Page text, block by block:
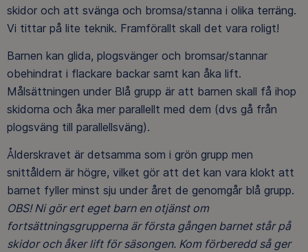
skidor och att svänga och bromsa/stanna i olika terräng.
Vi tittar på lite teknik. Framförallt skall det vara roligt!
Barnen kan glida, plogsvänger och bromsar/stannar
obehindrat i flackare backar samt kan åka lift.
Målsättningen under Blå grupp är att barnen skall få ihop
skidorna och åka mer parallellt med dem (dvs gå från
plogsväng till parallellsväng).
Ålderskravet är detsamma som i grön grupp men
snittåldern är högre, vilket gör att det kan vara klokt att
barnet fyller minst sju under året de genomgår blå grupp.
OBS! Ni gör ert eget barn en otjänst om
fortsättningsgrupperna är första gången barnet står på
skidor och åker lift för säsongen. Kom förberedd så ger